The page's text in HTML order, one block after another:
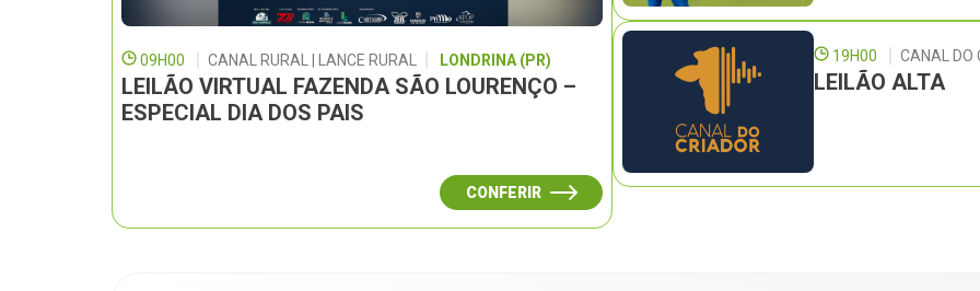
09H00 CANAL RURAL | LANCE RURAL LONDRINA (PR)
LEILÃO VIRTUAL FAZENDA SÃO LOURENÇO –
ESPECIAL DIA DOS PAIS
CONFERIR
19H00 CANAL DO
LEILÃO ALTA